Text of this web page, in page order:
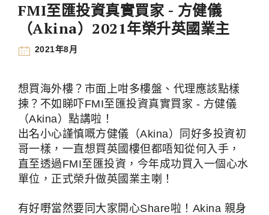
FMI至匯投資真實買家 - 方健儀
（Akina）2021年榮升英國業主
2021年8月
想買海外樓？市面上咁多樓盤、代理應該點樣
揀？不如睇吓FMI至匯投資真實買家 - 方健儀
（Akina）點講啦！
出名小心謹慎嘅方健儀（Akina）同好多投資初
哥一樣，一直想買英國樓但都唔知從何入手，
直至透過FMI至匯投資，今年成功買入一個心水
單位，正式榮升做英國業主喇！
有好嘢當然要同大家開心Share啦！Akina 親身